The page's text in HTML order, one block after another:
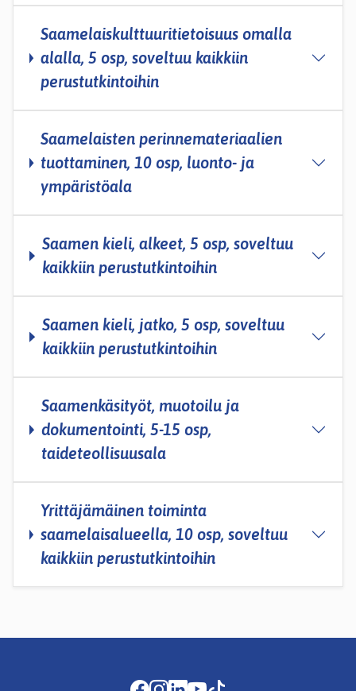
Saamelaiskulttuuritietoisuus omalla
alalla, 5 osp, soveltuu kaikkiin
perustutkintoihin
Saamelaisten perinnemateriaalien
tuottaminen, 10 osp, luonto- ja
ympäristöala
Saamen kieli, alkeet, 5 osp, soveltuu
kaikkiin perustutkintoihin
Saamen kieli, jatko, 5 osp, soveltuu
kaikkiin perustutkintoihin
Saamenkäsityöt, muotoilu ja
dokumentointi, 5-15 osp,
taideteollisuusala
Yrittäjämäinen toiminta
saamelaisalueella, 10 osp, soveltuu
kaikkiin perustutkintoihin